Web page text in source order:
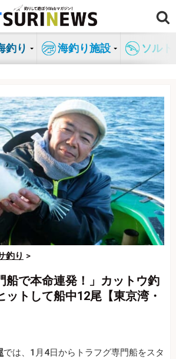
釣り 海釣り施設 ソル
釣り >
船で本命連発！」カットウ釣
ットして船中12尾【東京湾・
では、1月4日からトラフグ専門船をスタ